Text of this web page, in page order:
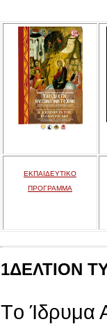
ΕΚΠΑΙΔΕΥΤΙΚΟ
ΠΡΟΓΡΑΜΜΑ
1ΔΕΛΤΙΟΝ
Tο Ίδρυμα